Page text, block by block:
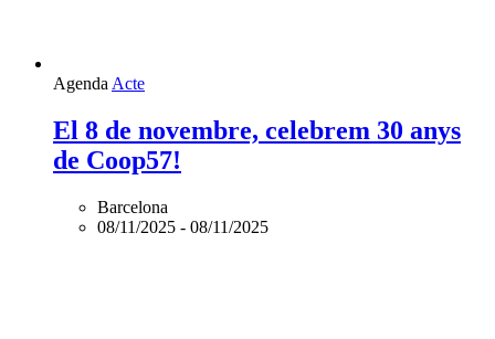
Agenda Acte
El 8 de novembre, celebrem 30 anys
de Coop57!
Barcelona
08/11/2025 - 08/11/2025